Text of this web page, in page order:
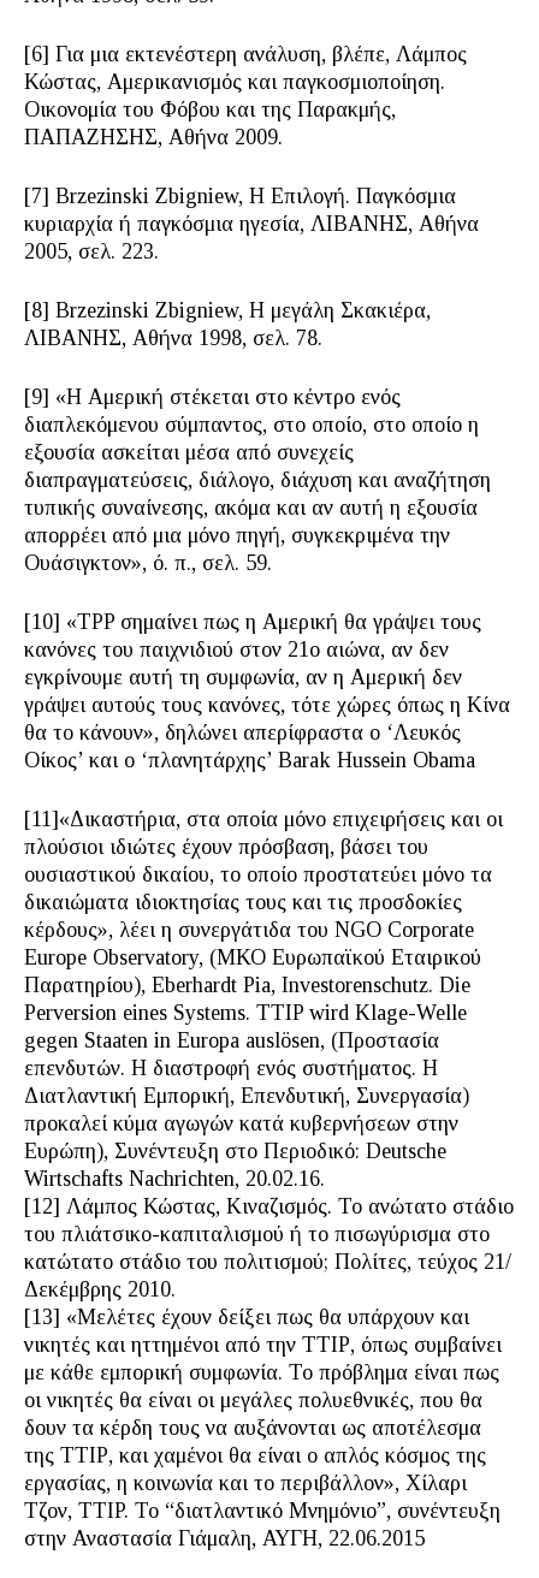
[6] Για μια εκτενέστερη ανάλυση, βλέπε, Λάμπος
Κώστας, Αμερικανισμός και παγκοσμιοποίηση.
Οικονομία του Φόβου και της Παρακμής,
ΠΑΠΑΖΗΣΗΣ, Αθήνα 2009.
[7] Brzezinski Zbigniew, Η Επιλογή. Παγκόσμια
κυριαρχία ή παγκόσμια ηγεσία, ΛΙΒΑΝΗΣ, Αθήνα
2005, σελ. 223.
[8] Brzezinski Zbigniew, Η μεγάλη Σκακιέρα,
ΛΙΒΑΝΗΣ, Αθήνα 1998, σελ. 78.
[9] «Η Αμερική στέκεται στο κέντρο ενός
διαπλεκόμενου σύμπαντος, στο οποίο, στο οποίο η
εξουσία ασκείται μέσα από συνεχείς
διαπραγματεύσεις, διάλογο, διάχυση και αναζήτηση
τυπικής συναίνεσης, ακόμα και αν αυτή η εξουσία
απορρέει από μια μόνο πηγή, συγκεκριμένα την
Ουάσιγκτον», ό. π., σελ. 59.
[10] «TPP σημαίνει πως η Αμερική θα γράψει τους
κανόνες του παιχνιδιού στον 21ο αιώνα, αν δεν
εγκρίνουμε αυτή τη συμφωνία, αν η Αμερική δεν
γράψει αυτούς τους κανόνες, τότε χώρες όπως η Κίνα
θα το κάνουν», δηλώνει απερίφραστα ο ‘Λευκός
Οίκος’ και ο ‘πλανητάρχης’ Barak Hussein Obama
[11]«Δικαστήρια, στα οποία μόνο επιχειρήσεις και οι
πλούσιοι ιδιώτες έχουν πρόσβαση, βάσει του
ουσιαστικού δικαίου, το οποίο προστατεύει μόνο τα
δικαιώματα ιδιοκτησίας τους και τις προσδοκίες
κέρδους», λέει η συνεργάτιδα του NGO Corporate
Europe Observatory, (ΜΚΟ Ευρωπαϊκού Εταιρικού
Παρατηρίου), Eberhardt Pia, Investorenschutz. Die
Perversion eines Systems. TTIP wird Klage-Welle
gegen Staaten in Europa auslösen, (Προστασία
επενδυτών. Η διαστροφή ενός συστήματος. Η
Διατλαντική Εμπορική, Επενδυτική, Συνεργασία)
προκαλεί κύμα αγωγών κατά κυβερνήσεων στην
Ευρώπη), Συνέντευξη στο Περιοδικό: Deutsche
Wirtschafts Nachrichten, 20.02.16.
[12] Λάμπος Κώστας, Κιναζισμός. Το ανώτατο στάδιο
του πλιάτσικο-καπιταλισμού ή το πισωγύρισμα στο
κατώτατο στάδιο του πολιτισμού; Πολίτες, τεύχος 21/
Δεκέμβρης 2010.
[13] «Μελέτες έχουν δείξει πως θα υπάρχουν και
νικητές και ηττημένοι από την ΤΤΙΡ, όπως συμβαίνει
με κάθε εμπορική συμφωνία. Το πρόβλημα είναι πως
οι νικητές θα είναι οι μεγάλες πολυεθνικές, που θα
δουν τα κέρδη τους να αυξάνονται ως αποτέλεσμα
της ΤΤΙΡ, και χαμένοι θα είναι ο απλός κόσμος της
εργασίας, η κοινωνία και το περιβάλλον», Χίλαρι
Τζον, ΤΤΙP. Το “διατλαντικό Μνημόνιο”, συνέντευξη
στην Αναστασία Γιάμαλη, ΑΥΓΗ, 22.06.2015